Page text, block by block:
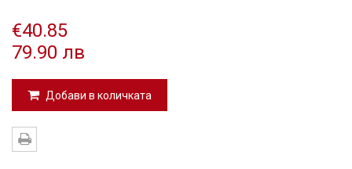
€40.85
79.90 лв
Добави в количката